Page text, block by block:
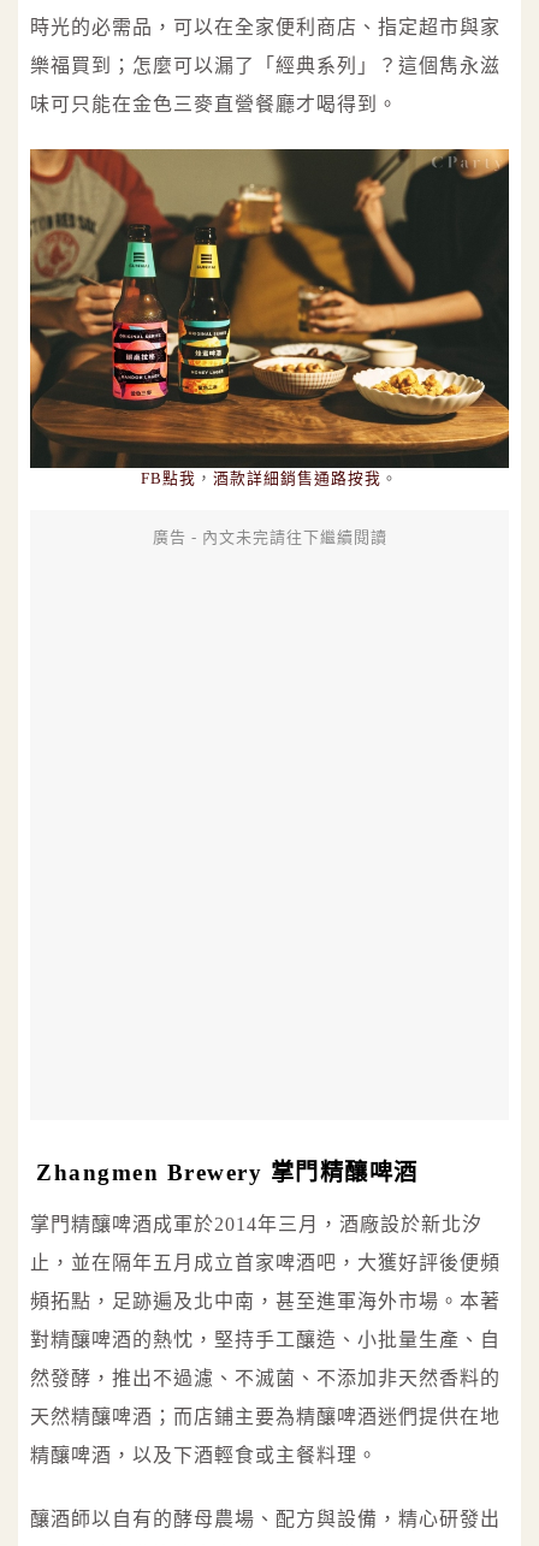
時光的必需品，可以在全家便利商店、指定超市與家
樂福買到；怎麼可以漏了「經典系列」？這個雋永滋
味可只能在金色三麥直營餐廳才喝得到。
FB點我 ， 酒款詳細銷售通路按我 。
廣告 - 內文未完請往下繼續閱讀
Zhangmen Brewery 掌門精釀啤酒
掌門精釀啤酒成軍於2014年三月，酒廠設於新北汐
止，並在隔年五月成立首家啤酒吧，大獲好評後便頻
頻拓點，足跡遍及北中南，甚至進軍海外市場。本著
對精釀啤酒的熱忱，堅持手工釀造、小批量生產、自
然發酵，推出不過濾、不滅菌、不添加非天然香料的
天然精釀啤酒；而店鋪主要為精釀啤酒迷們提供在地
精釀啤酒，以及下酒輕食或主餐料理。
釀酒師以自有的酵母農場、配方與設備，精心研發出